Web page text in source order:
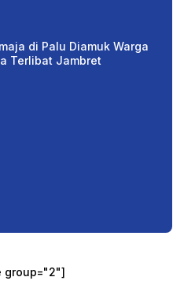
di Palu Diamuk Warga
Terlibat Jambret
group="2"]